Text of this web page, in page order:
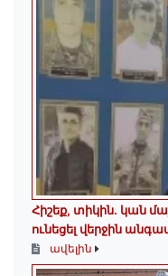
Հիշեք, տիկին․ կան
ունեցել վերջին
ավելին